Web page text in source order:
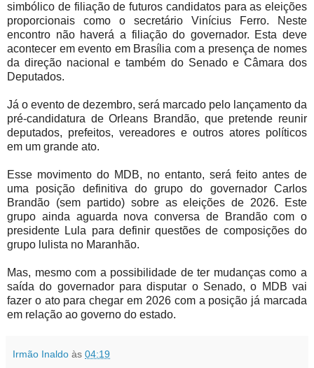
simbólico de filiação de futuros candidatos para as eleições
proporcionais como o secretário Vinícius Ferro. Neste
encontro não haverá a filiação do governador. Esta deve
acontecer em evento em Brasília com a presença de nomes
da direção nacional e também do Senado e Câmara dos
Deputados.
Já o evento de dezembro, será marcado pelo lançamento da
pré-candidatura de Orleans Brandão, que pretende reunir
deputados, prefeitos, vereadores e outros atores políticos
em um grande ato.
Esse movimento do MDB, no entanto, será feito antes de
uma posição definitiva do grupo do governador Carlos
Brandão (sem partido) sobre as eleições de 2026. Este
grupo ainda aguarda nova conversa de Brandão com o
presidente Lula para definir questões de composições do
grupo lulista no Maranhão.
Mas, mesmo com a possibilidade de ter mudanças como a
saída do governador para disputar o Senado, o MDB vai
fazer o ato para chegar em 2026 com a posição já marcada
em relação ao governo do estado.
Irmão Inaldo às 04:19